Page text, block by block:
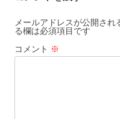
メールアドレスが公開され
る欄は必須項目です
コメント ※